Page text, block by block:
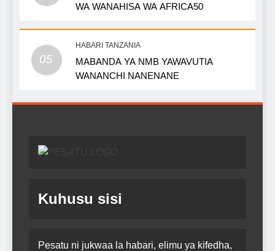
WA WANAHISA WA AFRICA50
05
HABARI TANZANIA
MABANDA YA NMB YAWAVUTIA
WANANCHI NANENANE
Kuhusu sisi
Pesatu ni jukwaa la habari, elimu ya kifedha,